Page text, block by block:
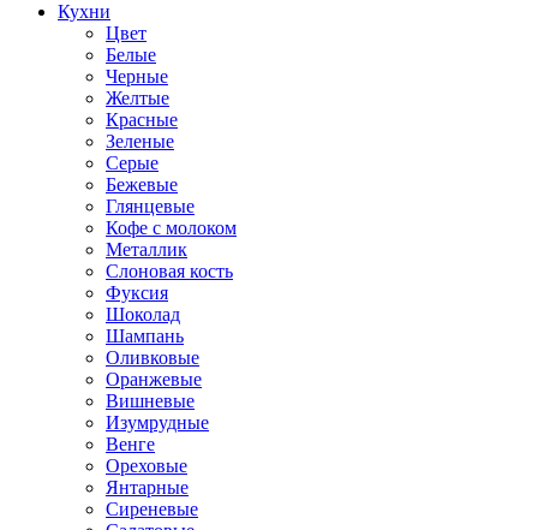
Кухни
Цвет
Белые
Черные
Желтые
Красные
Зеленые
Серые
Бежевые
Глянцевые
Кофе с молоком
Металлик
Слоновая кость
Фуксия
Шоколад
Шампань
Оливковые
Оранжевые
Вишневые
Изумрудные
Венге
Ореховые
Янтарные
Сиреневые